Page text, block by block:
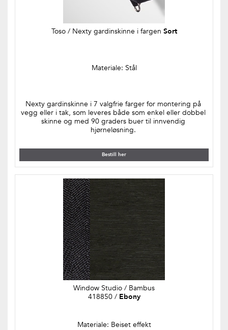
Toso / Nexty gardinskinne i fargen Sort
Materiale: Stål
Nexty gardinskinne i 7 valgfrie farger for montering på
vegg eller i tak, som leveres både som enkel eller dobbel
skinne og med 90 graders buer til innvendig
hjørneløsning.
Bestill her
Window Studio / Bambus
418850 / Ebony
Materiale: Beiset effekt